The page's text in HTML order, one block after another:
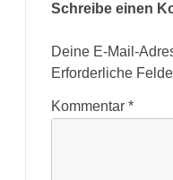
Schreibe einen
Deine E-Mail-
Erforderliche
Kommentar *